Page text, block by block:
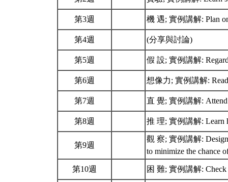
第3週 機 遇; 實例講解: Plan
第4週 (分享與討論)
第5週 假 設; 實例講解:
第6週 想像力; 實例講解:
第7週 直 覺; 實例講解: Attend
第8週 推 理; 實例講解: Learn
第9週
觀 察; 實例講解: Design
to minimize the chance
第10週 困 難; 實例講解: Check